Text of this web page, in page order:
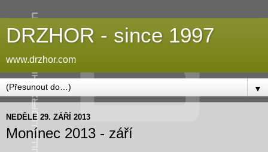
DRZHOR - since 1997
www.drzhor.com
▼
NEDĚLE 29. ZÁŘÍ 2013
Monínec 2013 - září